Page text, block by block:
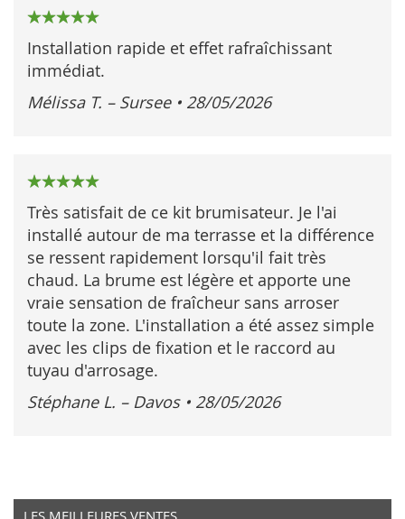
100%
Installation rapide et effet rafraîchissant
immédiat.
Mélissa T. – Sursee • 28/05/2026
100%
Très satisfait de ce kit brumisateur. Je l'ai
installé autour de ma terrasse et la différence
se ressent rapidement lorsqu'il fait très
chaud. La brume est légère et apporte une
vraie sensation de fraîcheur sans arroser
toute la zone. L'installation a été assez simple
avec les clips de fixation et le raccord au
tuyau d'arrosage.
Stéphane L. – Davos • 28/05/2026